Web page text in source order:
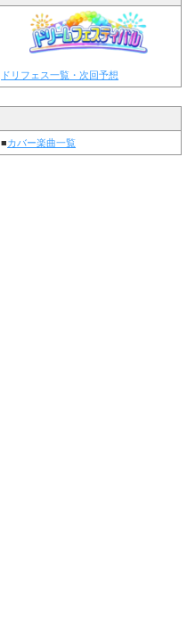
ドリフェス一覧・次回予想
■カバー楽曲一覧